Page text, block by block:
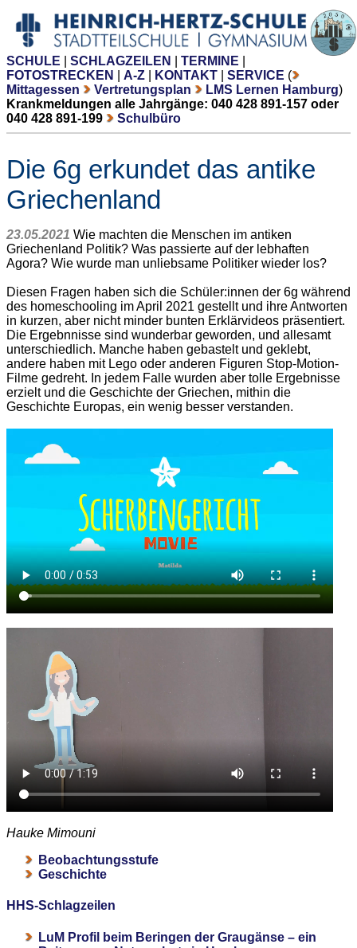
SCHULE SCHLAGZEILEN TERMINE
FOTOSTRECKEN
A-Z KONTAKT SERVICE (
Mittagessen
Vertretungsplan LMS Lernen Hamburg)
Krankmeldungen alle Jahrgänge: 040 428 891-157 oder
040 428 891-199
Schulbüro
Die 6g erkundet das antike
Griechenland
23.05.2021 Wie machten die Menschen im antiken
Griechenland Politik? Was passierte auf der lebhaften
Agora? Wie wurde man unliebsame Politiker wieder los?
Diesen Fragen haben sich die Schüler:innen der 6g während
des homeschooling im April 2021 gestellt und ihre Antworten
in kurzen, aber nicht minder bunten Erklärvideos präsentiert.
Die Ergebnnisse sind wunderbar geworden, und allesamt
unterschiedlich. Manche haben gebastelt und geklebt,
andere haben mit Lego oder anderen Figuren Stop-Motion-
Filme gedreht. In jedem Falle wurden aber tolle Ergebnisse
erzielt und die Geschichte der Griechen, mithin die
Geschichte Europas, ein wenig besser verstanden.
Hauke Mimouni
Beobachtungsstufe
Geschichte
HHS-Schlagzeilen
LuM Profil beim Beringen der Graugänse – ein